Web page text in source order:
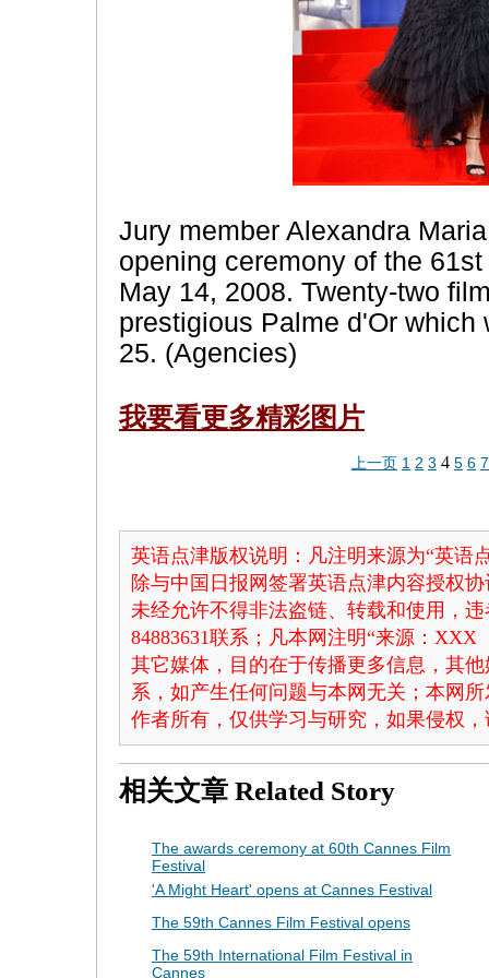
Jury member Alexandra
opening ceremony of the
May 14, 2008. Twenty-two
prestigious Palme d'Or which
25. (Agencies)
我要看更多精彩图片
上一页 1 2 3 4 5 6 7
英语点津版权说明：凡注明来源为“英语
除与中国日报网签署英语点津内容授权
未经允许不得非法盗链、转载和使用，
84883631联系；凡本网注明“来源：
其它媒体，目的在于传播更多信息，其
系，如产生任何问题与本网无关；本网
作者所有，仅供学习与研究，如果侵权
相关文章 Related Story
The awards ceremony at 60th Cannes Film
Festival
'A Might Heart' opens at Cannes Festival
The 59th Cannes Film Festival opens
The 59th International Film Festival in
Cannes